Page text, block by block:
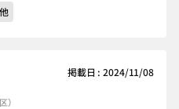
掲載日 : 2024/11/08
）